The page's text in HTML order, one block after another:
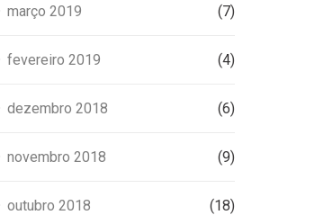
março 2019 (7)
fevereiro 2019 (4)
dezembro 2018 (6)
novembro 2018 (9)
outubro 2018 (18)